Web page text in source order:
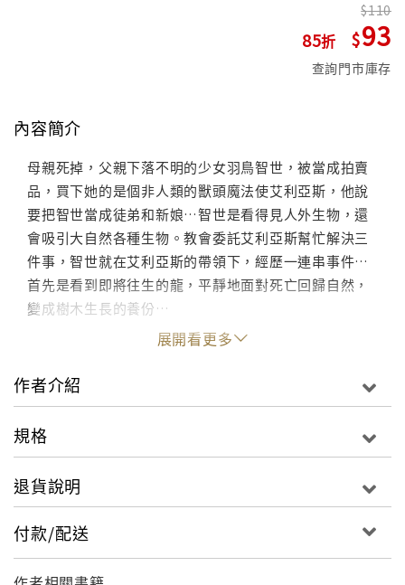
85
110
93
查詢門市庫存
內容簡介
母親死掉，父親下落不明的少女羽鳥智世，被當成拍賣
品，買下她的是個非人類的獸頭魔法使艾利亞斯，他說
要把智世當成徒弟和新娘…智世是看得見人外生物，還
會吸引大自然各種生物。教會委託艾利亞斯幫忙解決三
件事，智世就在艾利亞斯的帶領下，經歷一連串事件…
首先是看到即將往生的龍，平靜地面對死亡回歸自然，
變成樹木生長的養份…
展開看更多
作者介紹
規格
退貨說明
付款/配送